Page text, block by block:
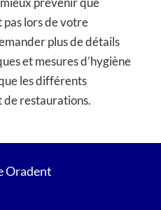
pas lors de votre
plus de détails
et mesures d’hygiène
les différents
restaurations.
Oradent